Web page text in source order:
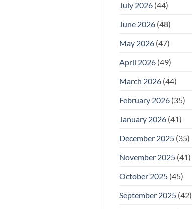
July 2026(44)
June 2026(48)
May 2026(47)
April 2026(49)
March 2026(44)
February 2026(35)
January 2026(41)
December 2025(35)
November 2025(41)
October 2025(45)
September 2025(42)